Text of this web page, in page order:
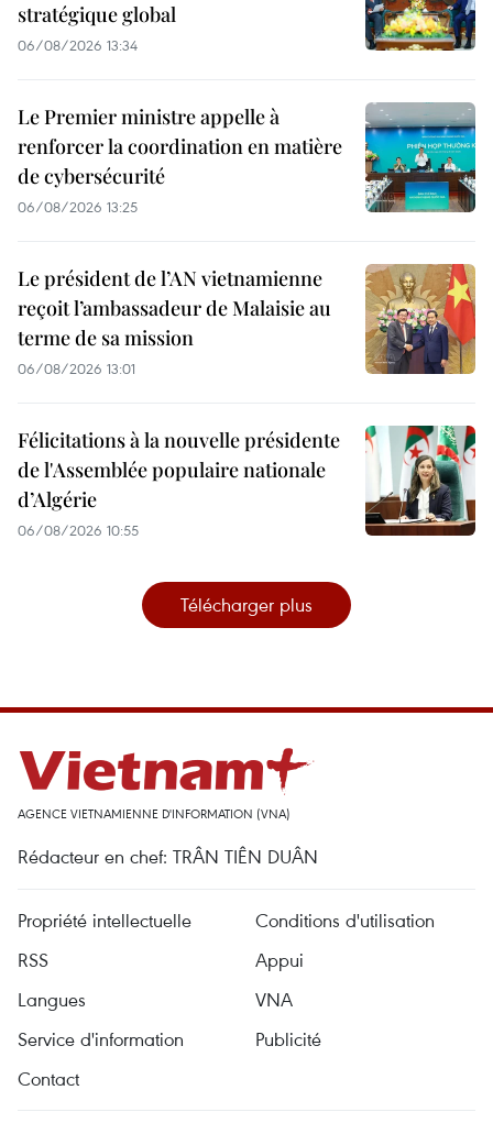
stratégique global
06/08/2026 13:34
Le Premier ministre appelle à
renforcer la coordination en matière
de cybersécurité
06/08/2026 13:25
Le président de l’AN vietnamienne
reçoit l’ambassadeur de Malaisie au
terme de sa mission
06/08/2026 13:01
Félicitations à la nouvelle présidente
de l'Assemblée populaire nationale
d’Algérie
06/08/2026 10:55
Télécharger plus
AGENCE VIETNAMIENNE D'INFORMATION (VNA)
Rédacteur en chef: TRÂN TIÊN DUÂN
Propriété intellectuelle
Conditions d'utilisation
RSS
Appui
Langues
VNA
Service d'information
Publicité
Contact